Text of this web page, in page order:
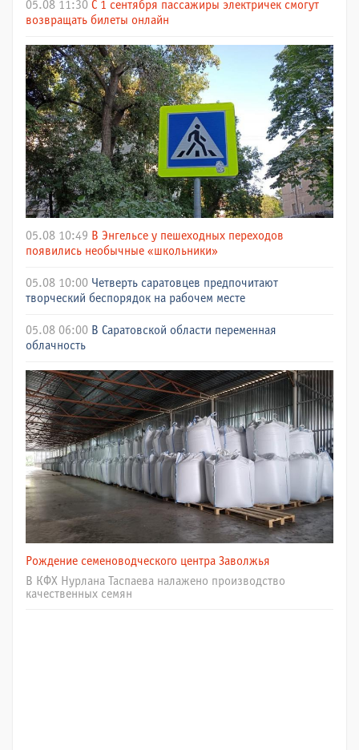
05.08 11:30 С 1 сентября пассажиры электричек смогут
возвращать билеты онлайн
05.08 10:49 В Энгельсе у пешеходных переходов
появились необычные «школьники»
05.08 10:00 Четверть саратовцев предпочитают
творческий беспорядок на рабочем месте
05.08 06:00 В Саратовской области переменная
облачность
Рождение семеноводческого центра Заволжья
В КФХ Нурлана Таспаева налажено производство
качественных семян